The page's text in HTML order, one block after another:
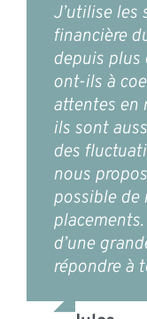
J’utilise les
financière
depuis plus
ont-ils à
attentes en
ils sont
des
nous
possible de
d’une
répondre à